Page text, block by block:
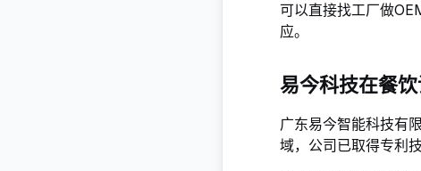
可以直接找工厂做
应。
易今科技在餐
广东易今智能科技有
域，公司已取得专利技